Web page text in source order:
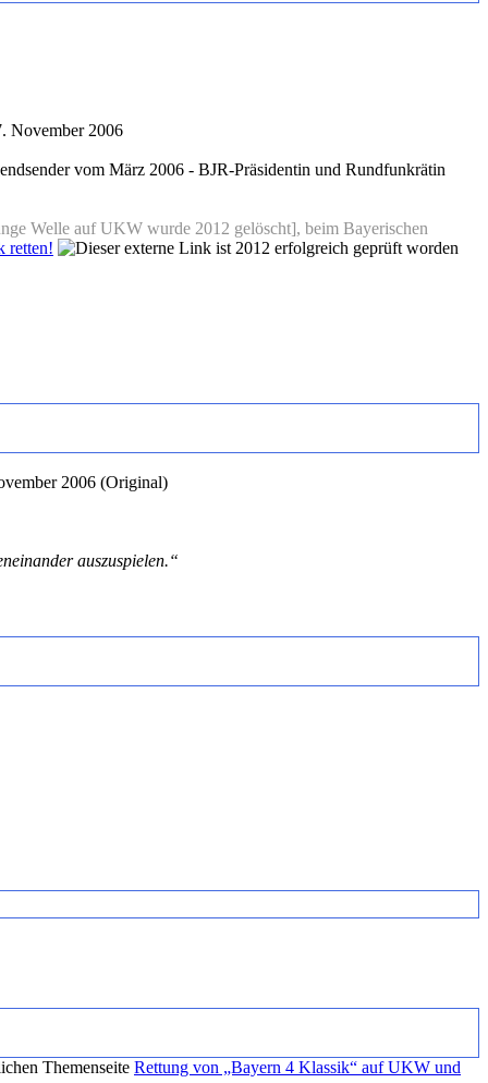
November 2006
vom März 2006 - BJR-Präsidentin und Rundfunkrätin
], beim Bayerischen
retten!
2006 (Original)
auszuspielen.“
Themenseite Rettung von „Bayern 4 Klassik“ auf UKW und